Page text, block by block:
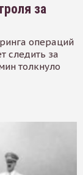
за
операций
следить за
толкнуло